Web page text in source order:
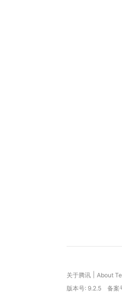
关于腾讯 About
版本号: 9.2.5 备案